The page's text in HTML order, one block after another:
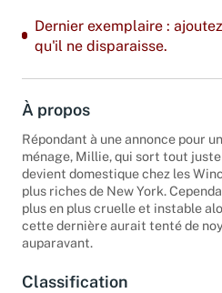
Dernier exemplaire :
qu'il ne disparaisse.
À propos
Répondant à une annonce pour
ménage, Millie, qui sort tout
devient domestique chez les
plus riches de New York.
plus en plus cruelle et instable
cette dernière aurait tenté de
auparavant.
Classification